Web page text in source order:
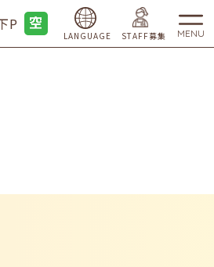
P
LANGUAGE STAFF募集 MENU